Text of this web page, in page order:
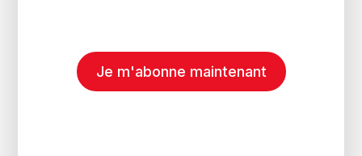
Je m'abonne maintenant